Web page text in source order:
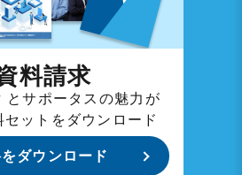
料請求
サポータスの魅力が
ットをダウンロード
ダウンロード